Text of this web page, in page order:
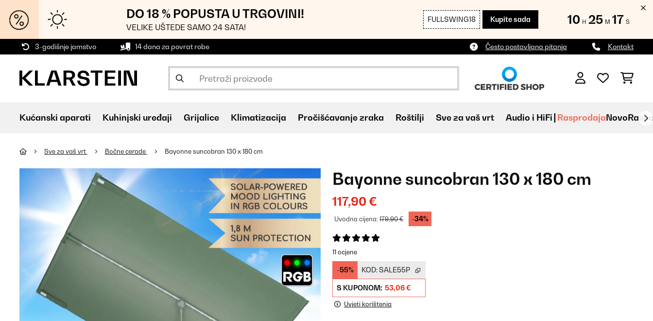
DO 18 % POPUSTA U TRGOVINI!
VELIKE UŠTEDE SAMO 24 SATA!
FULLSWING18 Kupite sada 10 H 25 M 16 S
3-godišnje jamstvo 14 dana za povrat robe Često postavljana pitanja Kontakt
Kućanski aparati Kuhinjski uređaji Grijalice Klimatizacija Pročišćavanje zraka Roštilji Sve za vaš vrt Audio i HiFi RasprodajaNovo
Sve za vaš vrt Bočne cerade Bayonne suncobran 130 x 180 cm
Bayonne suncobran 130 x 180 cm
117,90 €
Uvodna cijena:179,90 € -34%
11 ocjene
-55% KOD:SALE55P
S KUPONOM: 53,06 €
Uvjeti korištenja